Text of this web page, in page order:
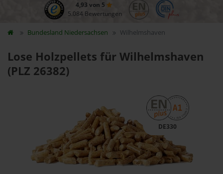
4,93 von 5
5.084 Bewertungen
Bundesland Niedersachsen Wilhelmshaven
Lose Holzpellets für Wilhelmshaven
(PLZ 26382)
DE330